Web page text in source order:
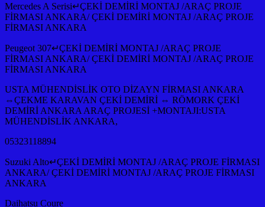
Mercedes A Serisi↵ÇEKİ DEMİRİ MONTAJ /ARAÇ PROJE
FİRMASI ANKARA/ ÇEKİ DEMİRİ MONTAJ /ARAÇ PROJE
FİRMASI ANKARA
Peugeot 307↵ÇEKİ DEMİRİ MONTAJ /ARAÇ PROJE
FİRMASI ANKARA/ ÇEKİ DEMİRİ MONTAJ /ARAÇ PROJE
FİRMASI ANKARA
USTA MÜHENDİSLİK OTO DİZAYN FİRMASI ANKARA
⇔ÇEKME KARAVAN ÇEKİ DEMİRİ ⇔ RÖMORK ÇEKİ
DEMİRİ ANKARA ARAÇ PROJESİ +MONTAJI:USTA
MÜHENDİSLİK ANKARA,
05323118894
Suzuki Alto↵ÇEKİ DEMİRİ MONTAJ /ARAÇ PROJE FİRMASI
ANKARA/ ÇEKİ DEMİRİ MONTAJ /ARAÇ PROJE FİRMASI
ANKARA
Daihatsu Coure